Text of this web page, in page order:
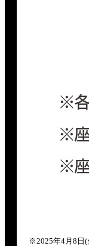
※2025年4月8日(